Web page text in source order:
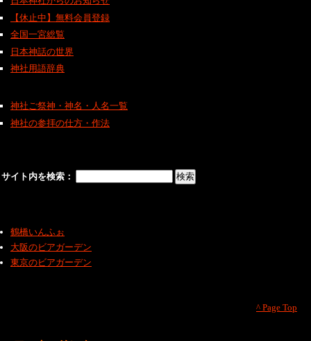
【休止中】無料会員登録
全国一宮総覧
日本神話の世界
神社用語辞典
神社ご祭神・神名・人名一覧
神社の参拝の仕方・作法
サイト内を検索：
鶴橋いんふぉ
大阪のビアガーデン
東京のビアガーデン
^ Page Top